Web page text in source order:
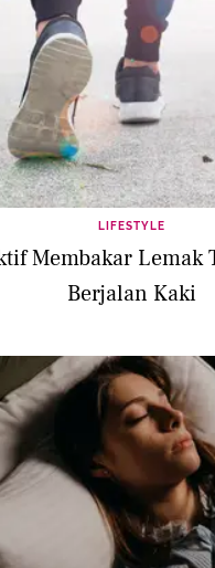
LIFESTYLE
Membakar Lemak
Berjalan Kaki